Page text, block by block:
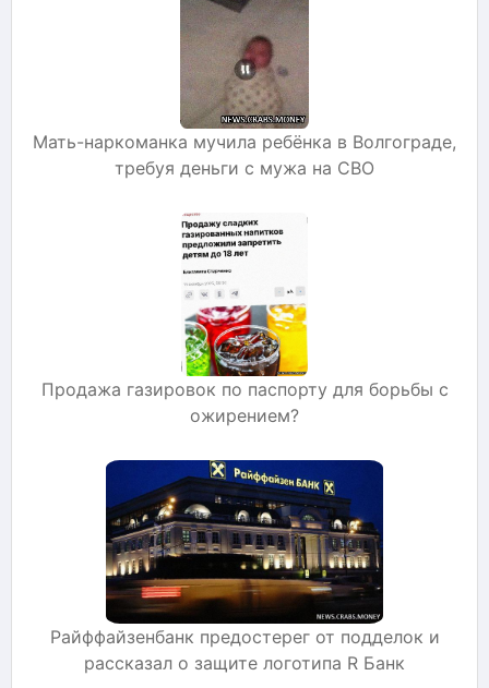
Мать-наркоманка мучила ребёнка в Волгограде,
требуя деньги с мужа на СВО
Продажа газировок по паспорту для борьбы с
ожирением?
Райффайзенбанк предостерег от подделок и
рассказал о защите логотипа R Банк